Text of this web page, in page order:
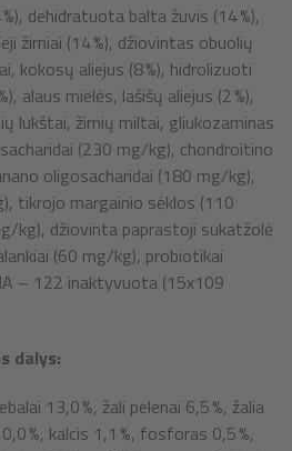
dehidratuota balta žuvis (14 %),
žirniai (14 %), džiovintas obuolių
kokosų aliejus (8 %), hidrolizuoti
alaus mielės, lašišų aliejus (2 %),
lukštai, žirnių miltai, gliukozaminas
(230 mg/kg), chondroitino
oligosacharidai (180 mg/kg),
tikrojo margainio sėklos (110
kg), džiovinta paprastoji sukatžolė
(60 mg/kg), probiotikai
– 122 inaktyvuota (15x109
dalys:
13,0 %, žali pelenai 6,5 %, žalia
%, kalcis 1,1 %, fosforas 0,5 %,